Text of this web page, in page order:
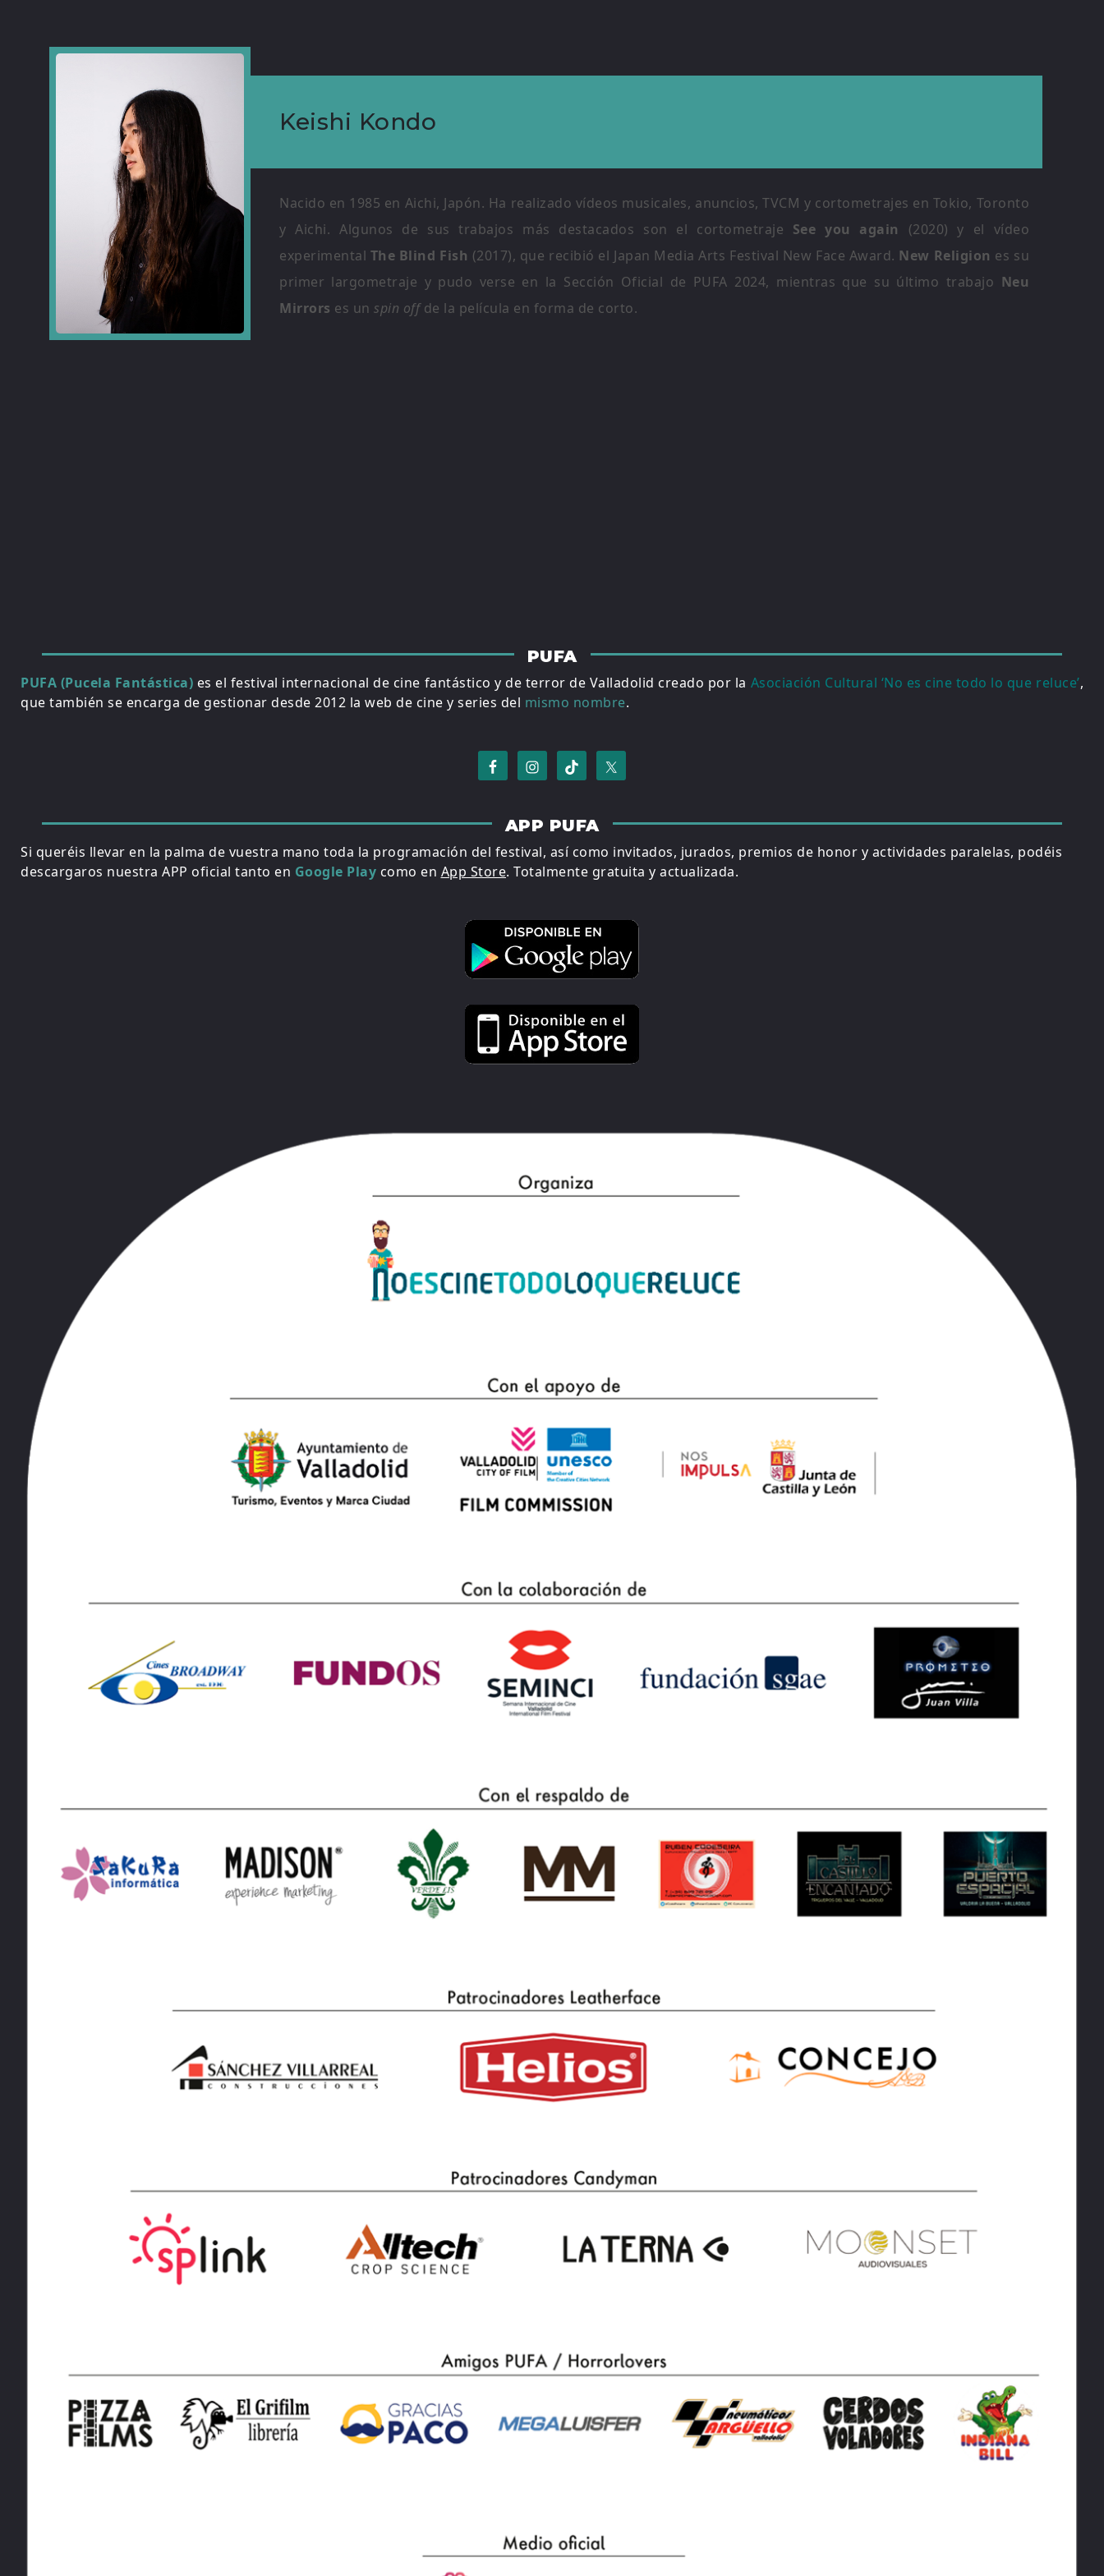
Keishi Kondo
Nacido en 1985 en Aichi, Japón. Ha realizado vídeos musicales, anuncios, TVCM y cortometrajes en Tokio, Toronto
y Aichi. Algunos de sus trabajos más destacados son el cortometraje See you again
(2020) y el vídeo
experimental The Blind Fish (2017), que recibió el Japan Media Arts Festival New Face Award. New Religion es su
primer largometraje y pudo verse en la Sección Oficial de PUFA 2024, mientras que su último trabajo Neu
Mirrors es un spin offde la película en forma de corto.
PUFA
PUFA (Pucela Fantástica) es el festival internacional de cine fantástico y de terror de Valladolid creado por la Asociación Cultural ‘No es cine todo lo que reluce’,
que también se encarga de gestionar desde 2012 la web de cine y series del mismo nombre.
APP PUFA
Si queréis llevar en la palma de vuestra mano toda la programación del festival, así como invitados, jurados, premios de honor y actividades paralelas, podéis
descargaros nuestra APP oficial tanto en Google Play como en App Store. Totalmente gratuita y actualizada.